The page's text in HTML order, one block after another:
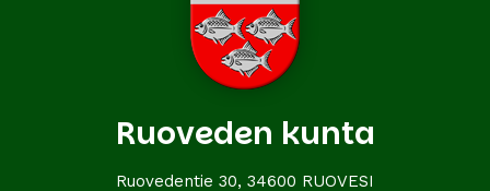
Ruoveden kunta
Ruovedentie 30, 34600 RUOVESI